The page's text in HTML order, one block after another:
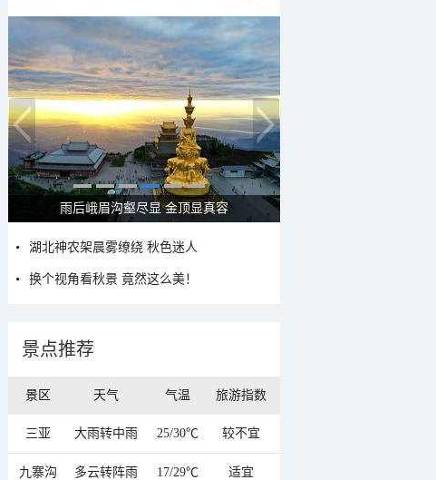
雨后峨眉沟壑尽显 金顶显真容
湖北神农架晨雾缭绕 秋色迷人
换个视角看秋景 竟然这么美！
景点推荐
景区 天气 气温 旅游指数
三亚 大雨转中雨 25/30℃ 较不宜
九寨沟 多云转阵雨 17/29℃ 适宜